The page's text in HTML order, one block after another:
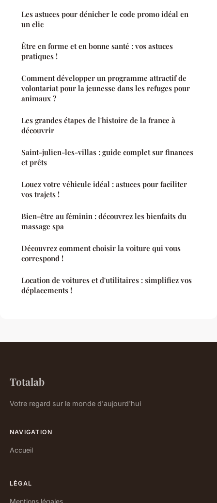
Les astuces pour dénicher le code promo idéal en
un clic
Être en forme et en bonne santé : vos astuces
pratiques !
Comment développer un programme attractif de
volontariat pour la jeunesse dans les refuges pour
animaux ?
Les grandes étapes de l'histoire de la france à
découvrir
Saint-julien-les-villas : guide complet sur finances
et prêts
Louez votre véhicule idéal : astuces pour faciliter
vos trajets !
Bien-être au féminin : découvrez les bienfaits du
massage spa
Découvrez comment choisir la voiture qui vous
correspond !
Location de voitures et d'utilitaires : simplifiez vos
déplacements !
Totalab
Votre regard sur le monde d'aujourd'hui
NAVIGATION
Accueil
LÉGAL